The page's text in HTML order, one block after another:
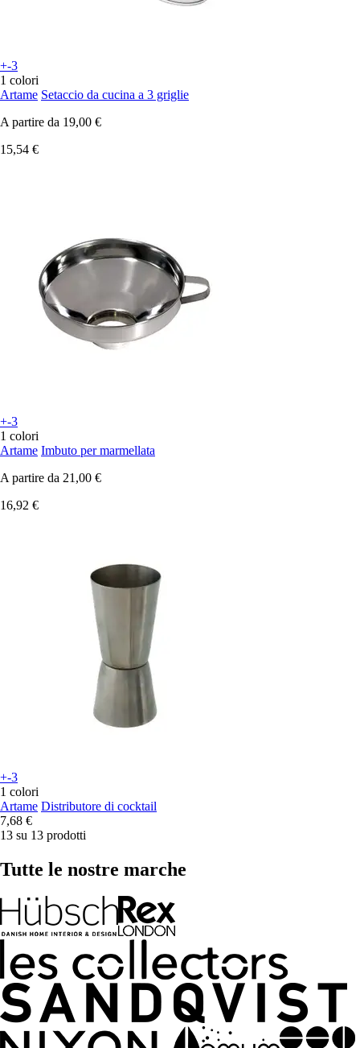
+-3
1 colori
Artame Setaccio da cucina a 3 griglie
A partire da 19,00 €
15,54 €
+-3
1 colori
Artame Imbuto per marmellata
A partire da 21,00 €
16,92 €
+-3
1 colori
Artame Distributore di cocktail
7,68 €
13 su 13 prodotti
Tutte le nostre marche